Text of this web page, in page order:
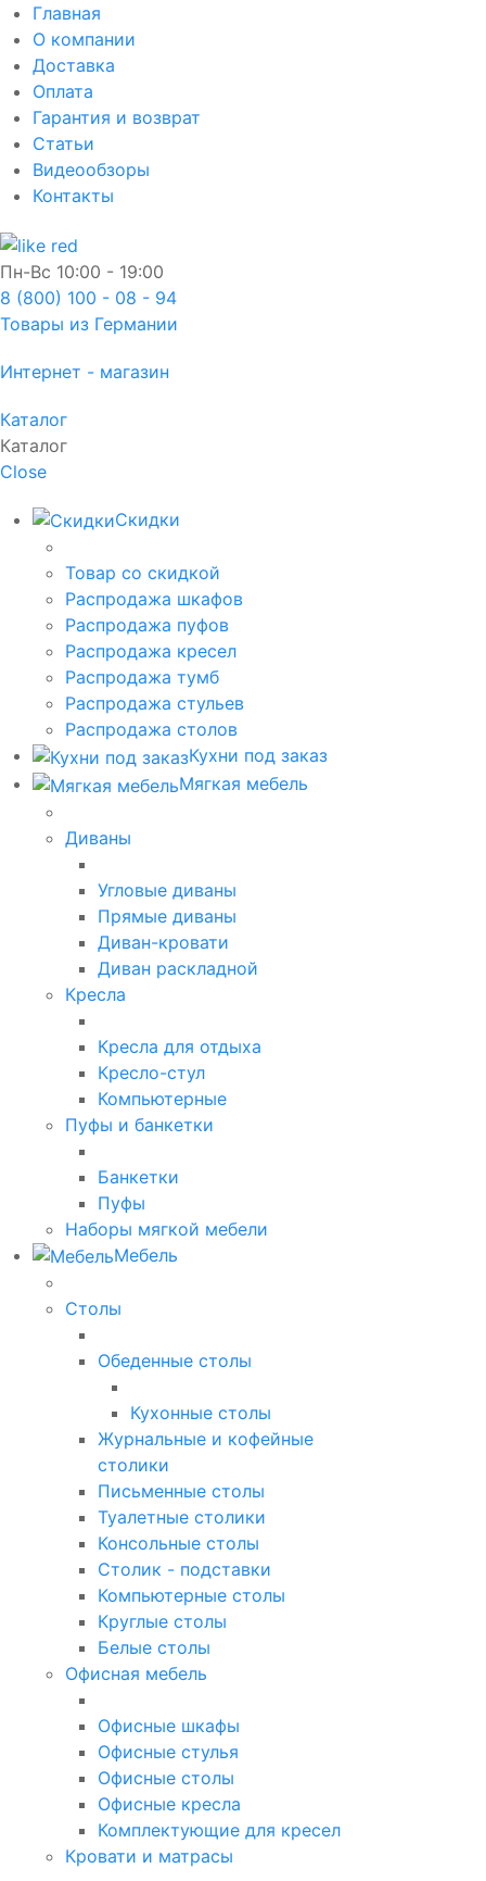
Главная
О компании
Доставка
Оплата
Гарантия и возврат
Статьи
Видеообзоры
Контакты
Пн-Вс 10:00 - 19:00
8 (800) 100 - 08 - 94
Товары из Германии
Интернет - магазин
Каталог
Каталог
Close
Скидки
Товар со скидкой
Распродажа шкафов
Распродажа пуфов
Распродажа кресел
Распродажа тумб
Распродажа стульев
Распродажа столов
Кухни под заказ
Мягкая мебель
Диваны
Угловые диваны
Прямые диваны
Диван-кровати
Диван раскладной
Кресла
Кресла для отдыха
Кресло-стул
Компьютерные
Пуфы и банкетки
Банкетки
Пуфы
Наборы мягкой мебели
Мебель
Столы
Обеденные столы
Кухонные столы
Журнальные и кофейные
столики
Письменные столы
Туалетные столики
Консольные столы
Столик - подставки
Компьютерные столы
Круглые столы
Белые столы
Офисная мебель
Офисные шкафы
Офисные стулья
Офисные столы
Офисные кресла
Комплектующие для кресел
Кровати и матрасы